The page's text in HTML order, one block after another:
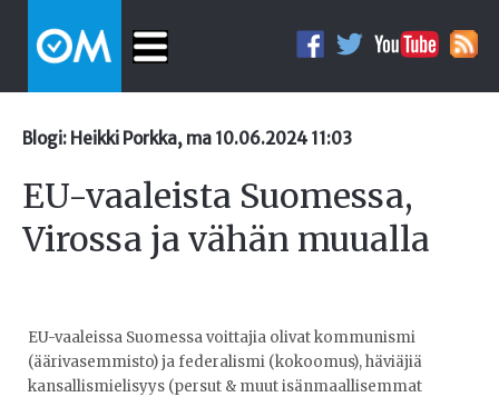
Blogi: Heikki Porkka, ma 10.06.2024 11:03
EU-vaaleista Suomessa,
Virossa ja vähän muualla
EU-vaaleissa Suomessa voittajia olivat kommunismi
(äärivasemmisto) ja federalismi (kokoomus), häviäjiä
kansallismielisyys (persut & muut isänmaallisemmat